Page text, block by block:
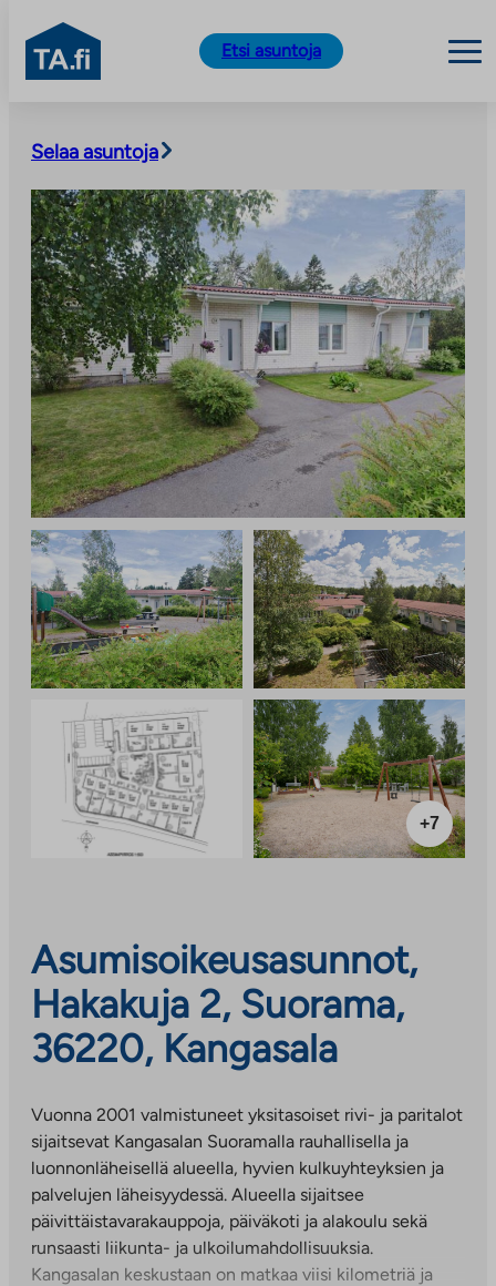
sisältöön
TA.fi
Etsi asuntoja
Selaa asuntoja
+7
Asumisoikeusasunnot,
Hakakuja 2, Suorama,
36220, Kangasala
Vuonna 2001 valmistuneet yksitasoiset rivi- ja paritalot
sijaitsevat Kangasalan Suoramalla rauhallisella ja
luonnonläheisellä alueella, hyvien kulkuyhteyksien ja
palvelujen läheisyydessä. Alueella sijaitsee
päivittäistavarakauppoja, päiväkoti ja alakoulu sekä
runsaasti liikunta- ja ulkoilumahdollisuuksia.
Kangasalan keskustaan on matkaa viisi kilometriä ja